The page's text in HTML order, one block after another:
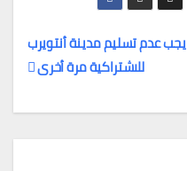
يجب عدم تسليم مدينة أنتويرب
للاشتراكية مرة أخرى